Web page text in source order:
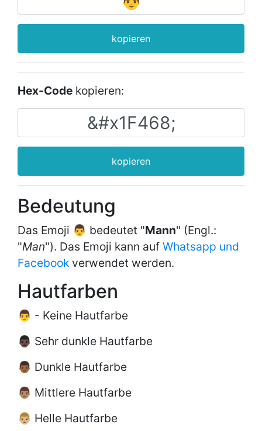
kopieren
Hex-Code kopieren:
kopieren
Bedeutung
Das Emoji 👨 bedeutet "Mann" (Engl.:
"Man"). Das Emoji kann auf Whatsapp und
Facebook verwendet werden.
Hautfarben
👨 - Keine Hautfarbe
👨🏿 Sehr dunkle Hautfarbe
👨🏾 Dunkle Hautfarbe
👨🏽 Mittlere Hautfarbe
👨🏼 Helle Hautfarbe